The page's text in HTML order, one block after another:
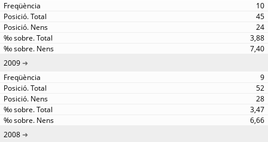
10
45
24
3,88
7,40
2009
9
52
28
3,47
6,66
2008